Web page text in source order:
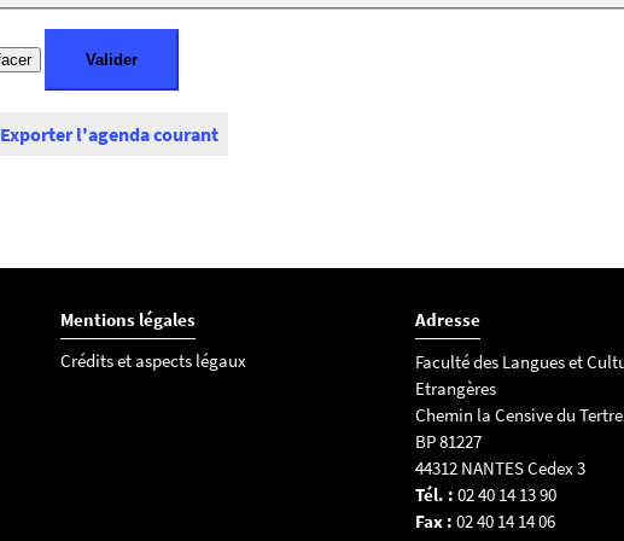
Exporter l'agenda courant
Mentions légales
Crédits et aspects légaux
Adresse
Faculté des Langues et
Etrangères
Chemin la Censive du Tertre
BP 81227
44312 NANTES Cedex 3
Tél. : 02 40 14 13 90
Fax : 02 40 14 14 06